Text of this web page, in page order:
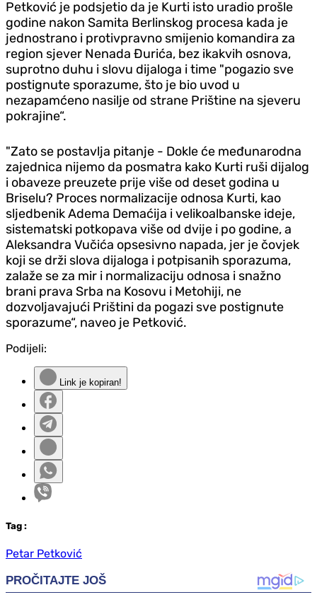
Petković je podsjetio da je Kurti isto uradio prošle
godine nakon Samita Berlinskog procesa kada je
jednostrano i protivpravno smijenio komandira za
region sjever Nenada Đurića, bez ikakvih osnova,
suprotno duhu i slovu dijaloga i time "pogazio sve
postignute sporazume, što je bio uvod u
nezapamćeno nasilje od strane Prištine na sjeveru
pokrajine“.
"Zato se postavlja pitanje - Dokle će međunarodna
zajednica nijemo da posmatra kako Kurti ruši dijalog
i obaveze preuzete prije više od deset godina u
Briselu? Proces normalizacije odnosa Kurti, kao
sljedbenik Adema Demaćija i velikoalbanske ideje,
sistematski potkopava više od dvije i po godine, a
Aleksandra Vučića opsesivno napada, jer je čovjek
koji se drži slova dijaloga i potpisanih sporazuma,
zalaže se za mir i normalizaciju odnosa i snažno
brani prava Srba na Kosovu i Metohiji, ne
dozvoljavajući Prištini da pogazi sve postignute
sporazume“, naveo je Petković.
Podijeli:
Link je kopiran!
Tag :
Petar Petković